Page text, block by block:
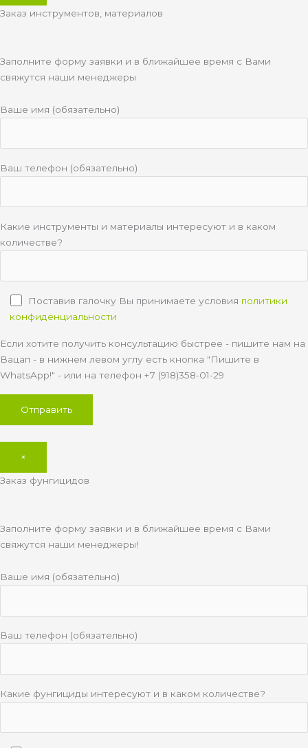
Заказ инструментов, материалов
Заполните форму заявки и в ближайшее время с Вами
свяжутся наши менеджеры
Ваше имя (обязательно)
Ваш телефон (обязательно)
Какие инструменты и материалы интересуют и в каком
количестве?
Поставив галочку Вы принимаете условия политики
конфиденциальности
Если хотите получить консультацию быстрее - пишите нам на
Вацап - в нижнем левом углу есть кнопка "Пишите в
WhatsApp!" - или на телефон +7 (918)358-01-29
×
Заказ фунгицидов
Заполните форму заявки и в ближайшее время с Вами
свяжутся наши менеджеры!
Ваше имя (обязательно)
Ваш телефон (обязательно)
Какие фунгициды интересуют и в каком количестве?